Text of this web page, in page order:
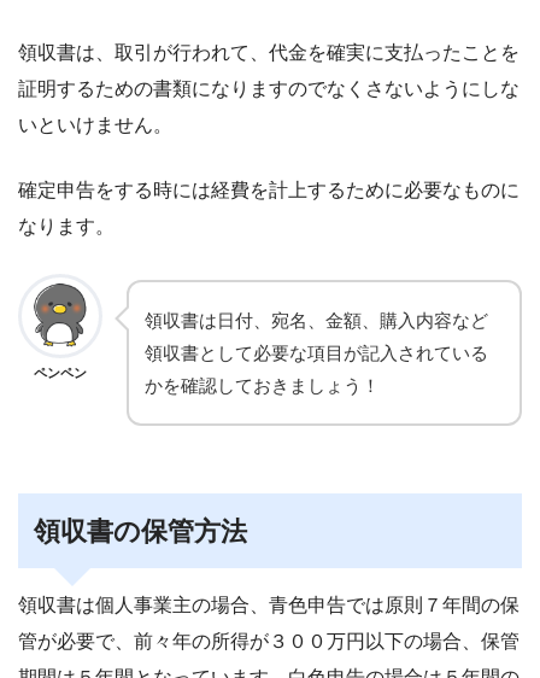
領収書は、取引が行われて、代金を確実に支払ったことを
証明するための書類になりますのでなくさないようにしな
いといけません。
確定申告をする時には経費を計上するために必要なものに
なります。
ペンペン
領収書は日付、宛名、金額、購入内容など
領収書として必要な項目が記入されている
かを確認しておきましょう！
領収書の保管方法
領収書は個人事業主の場合、青色申告では原則７年間の保
管が必要で、前々年の所得が３００万円以下の場合、保管